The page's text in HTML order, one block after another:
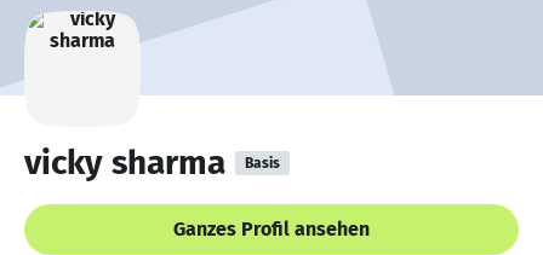
vicky sharma Basis
Ganzes Profil ansehen